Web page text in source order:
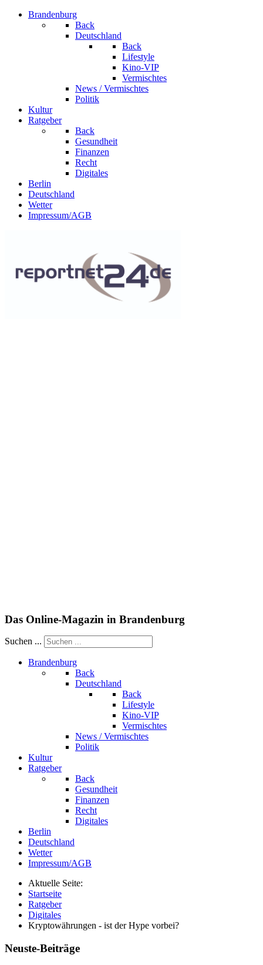
Brandenburg
Back
Deutschland
Back
Lifestyle
Kino-VIP
Vermischtes
News / Vermischtes
Politik
Kultur
Ratgeber
Back
Gesundheit
Finanzen
Recht
Digitales
Berlin
Deutschland
Wetter
Impressum/AGB
Das Online-Magazin in Brandenburg
Suchen ...
Brandenburg
Back
Deutschland
Back
Lifestyle
Kino-VIP
Vermischtes
News / Vermischtes
Politik
Kultur
Ratgeber
Back
Gesundheit
Finanzen
Recht
Digitales
Berlin
Deutschland
Wetter
Impressum/AGB
Aktuelle Seite:
Startseite
Ratgeber
Digitales
Kryptowährungen - ist der Hype vorbei?
Neuste-Beiträge